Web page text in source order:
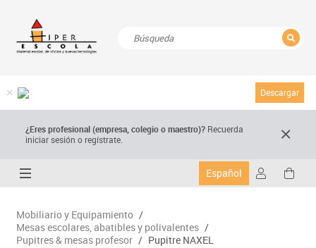
Descargar
¿Eres profesional (empresa, colegio o maestro)? Recuerda
iniciar sesión o regístrate.
Español
Mobiliario y Equipamiento /
Mesas escolares, abatibles y polivalentes /
Pupitres & mesas profesor / Pupitre NAXEL